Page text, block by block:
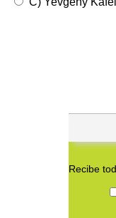
Recibe